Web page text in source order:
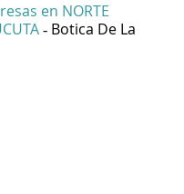
en NORTE
- Botica De La